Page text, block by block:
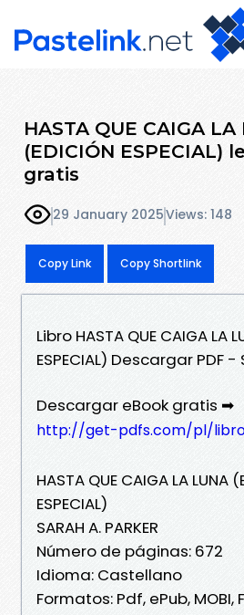
HASTA QUE CAIGA LA
(EDICIÓN ESPECIAL)
gratis
29 January 2025Views: 148
Copy Link Copy Shortlink
Libro HASTA QUE CAIGA LA
ESPECIAL) Descargar PDF -
Descargar eBook gratis ➡
http://get-pdfs.com/pl/libro/
HASTA QUE CAIGA LA LUNA
ESPECIAL)
SARAH A. PARKER
Número de páginas: 672
Idioma: Castellano
Formatos: Pdf, ePub, MOBI,